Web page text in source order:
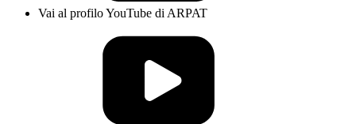
Vai al profilo YouTube di ARPAT